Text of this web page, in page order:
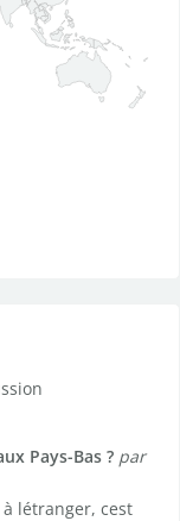
Pays-Bas ? par
cest